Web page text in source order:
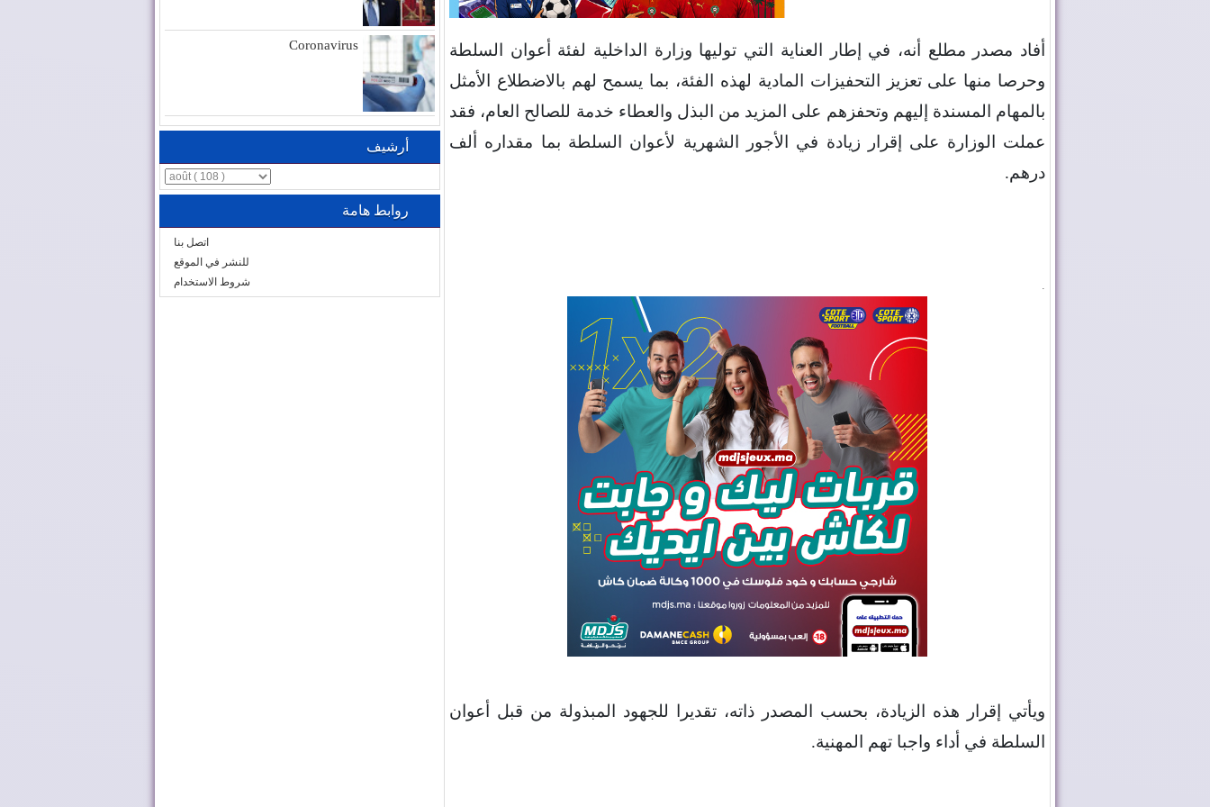
أفاد مصدر مطلع أنه، في إطار العناية التي توليها وزارة الداخلية لفئة أعوان السلطة
وحرصا منها على تعزيز التحفيزات المادية لهذه الفئة، بما يسمح لهم بالاضطلاع الأمثل
بالمهام المسندة إليهم وتحفزهم على المزيد من البذل والعطاء خدمة للصالح العام، فقد
عملت الوزارة على إقرار زيادة في الأجور الشهرية لأعوان السلطة بما مقداره ألف
درهم.
ويأتي إقرار هذه الزيادة، بحسب المصدر ذاته، تقديرا للجهود المبذولة من قبل أعوان
السلطة في أداء واجبا تهم المهنية.
Coronavirus
أرشيف
روابط هامة
اتصل بنا
للنشر في الموقع
شروط الاستخدام